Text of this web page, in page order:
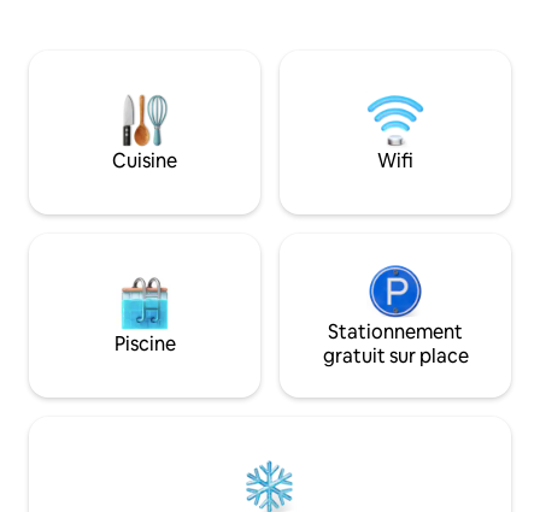
offrons l'endroit idéal pour explorer les
Orcades. Nous avons un parking gratuit
hors de la route et un espace de
séchage extérieur. Remarque : cette
escaliers et aucun ascenseur, etc. n'est
pour la faune,
endroit pour
cherche une
vacances en
privé.
Cuisine Wifi
Piscine
Stationnement
gratuit sur place